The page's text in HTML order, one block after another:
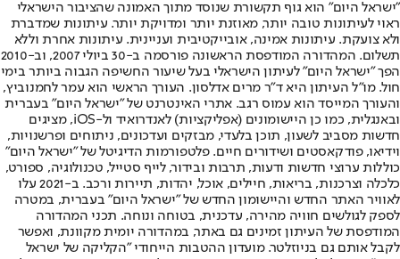
"ישראל היום" הוא גוף תקשורת שנוסד מתוך האמונה שהציבור הישראלי
ראוי לעיתונות טובה יותר, מאוזנת יותר ומדויקת יותר. עיתונות שמדברת
ולא צועקת. עיתונות אמינה, אובייקטיבית ועניינית. עיתונות אחרת וללא
תשלום. המהדורה המודפסת הראשונה פורסמה ב-30 ביולי 2007, וב-2010
הפך "ישראל היום" לעיתון הישראלי בעל שיעור החשיפה הגבוה ביותר בימי
חול. מו"ל העיתון היא ד"ר מרים אדלסון. העורך הראשי הוא עמר לחמנוביץ,
והעורך המייסד הוא עמוס רגב. אתרי האינטרנט של "ישראל היום" בעברית
ובאנגלית, כמו כן היישומונים (אפליקציות) לאנדרואיד ול-iOS, מציגים
חדשות מסביב לשעון, תוכן בלעדי, מבזקים ועדכונים, ניתוחים ופרשנויות,
וידיאו, פודקאסטים ושידורים חיים. פלטפורמות הדיגיטל של "ישראל היום"
כוללות ערוצי חדשות ודעות, תרבות ובידור, לייף סטייל, טכנולוגיה, ספורט,
כלכלה וצרכנות, בריאות, חיילים, אוכל, יהדות, תיירות ורכב. ב-2021 עלו
לאוויר האתר החדש והיישומון החדש של "ישראל היום" בעברית, במטרה
לספק לגולשים חוויה מהירה, עדכנית, בטוחה ונוחה. תכני המהדורה
המודפסת של העיתון זמינים גם באתר, במהדורה יומית מקוונת, ואפשר
לקבל אותם גם בניוזלטר. מועדון ההטבות הייחודי "הקליקה של ישראל